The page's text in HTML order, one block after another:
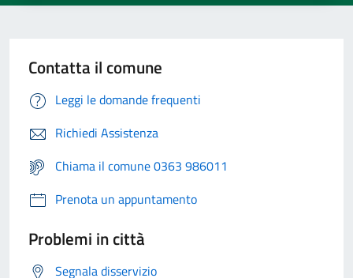
Contatta il comune
Leggi le domande frequenti
Richiedi Assistenza
Chiama il comune 0363 986011
Prenota un appuntamento
Problemi in città
Segnala disservizio